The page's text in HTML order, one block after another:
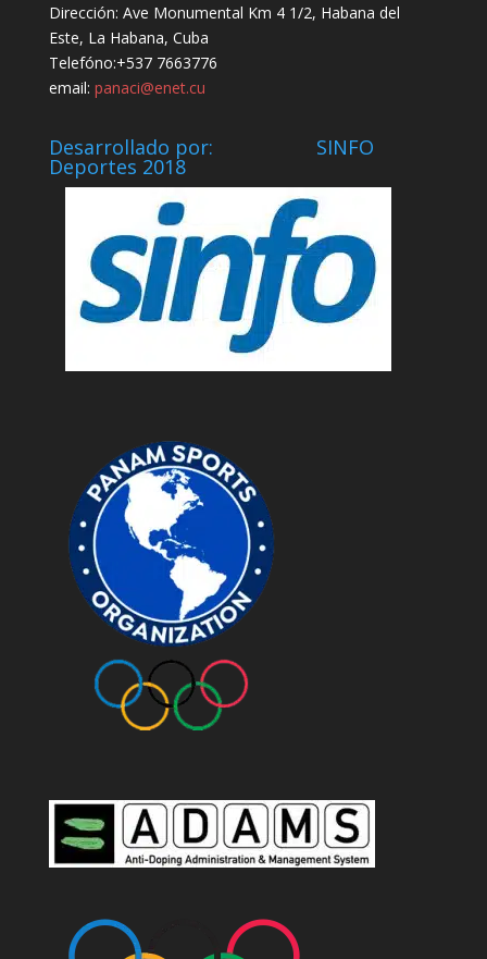
Dirección: Ave Monumental Km 4 1/2, Habana del
Este, La Habana, Cuba
Telefóno:+537 7663776
email: panaci@enet.cu
Desarrollado por: SINFO
Deportes 2018